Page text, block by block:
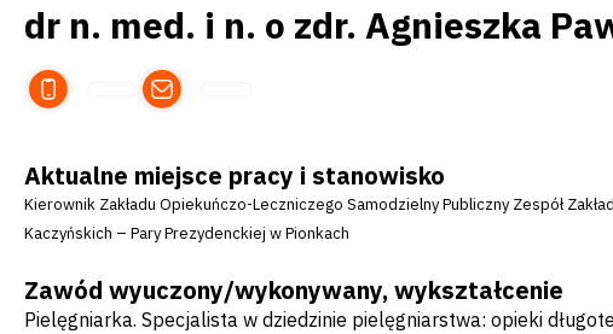
dr n. med. i n. o zdr. Agnieszka
Aktualne miejsce pracy i stanowisko
Kierownik Zakładu Opiekuńczo-Leczniczego Samodzielny Publiczny Zespół
Kaczyńskich – Pary Prezydenckiej w Pionkach
Zawód wyuczony/wykonywany, wykształcenie
Pielęgniarka. Specjalista w dziedzinie pielęgniarstwa: opieki